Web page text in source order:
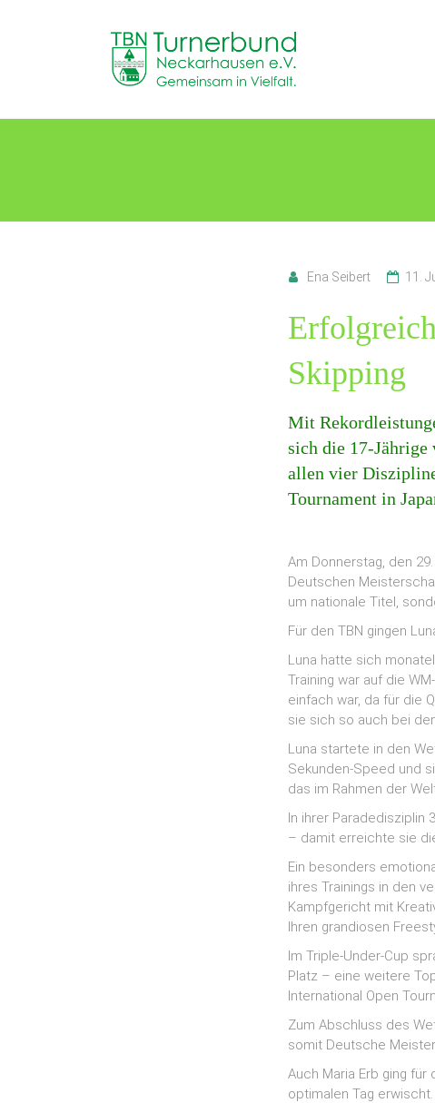
TB
Neckarhausen
in
Ena Seibert 11.
Skipping
Mit
sich die 17-
allen vier
Tournament in
Am Donnerstag, den
Deutschen
um nationale Titel,
Für den TBN gingen
Luna hatte sich
Training war auf die
einfach war, da für die
sie sich so auch bei
Luna startete in den
Sekunden-Speed und
das im Rahmen der
In ihrer Paradedisziplin
– damit erreichte sie
Ein besonders
ihres Trainings in den
Kampfgericht mit
Ihren grandiosen
Im Triple-Under-Cup
Platz – eine weitere
International Open
Zum Abschluss des
somit Deutsche
Auch Maria Erb ging
optimalen Tag